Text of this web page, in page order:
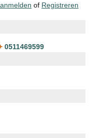
of Registreren
+ 0511469599